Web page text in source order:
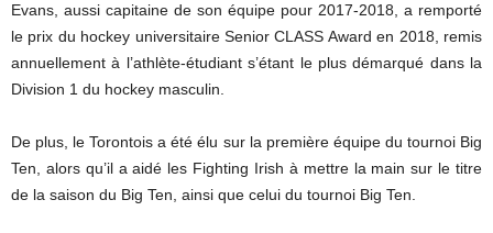
Evans, aussi capitaine de son équipe pour 2017-2018, a remporté
le prix du hockey universitaire Senior CLASS Award en 2018, remis
annuellement à l’athlète-étudiant s’étant le plus démarqué dans la
Division 1 du hockey masculin.
De plus, le Torontois a été élu sur la première équipe du tournoi Big
Ten, alors qu’il a aidé les Fighting Irish à mettre la main sur le titre
de la saison du Big Ten, ainsi que celui du tournoi Big Ten.